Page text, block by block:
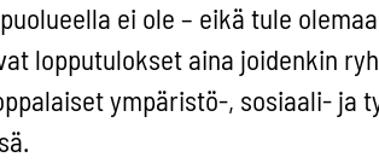
ei ole – eikä tule
lopputulokset aina joidenkin
ympäristö-, sosiaali- ja